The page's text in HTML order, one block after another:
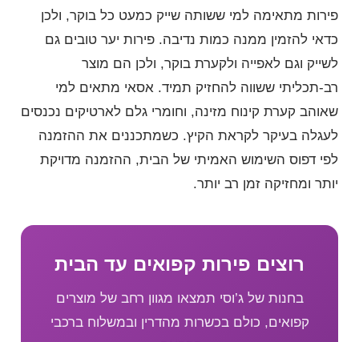
פירות מתאימה למי ששותה שייק כמעט כל בוקר, ולכן
כדאי להזמין ממנה כמות נדיבה. פירות יער טובים גם
לשייק וגם לאפייה ולקערת בוקר, ולכן הם מוצר
רב-תכליתי ששווה להחזיק תמיד. אסאי מתאים למי
שאוהב קערת קינוח מזינה, וחומרי גלם לארטיקים נכנסים
לעגלה בעיקר לקראת הקיץ. כשמתכננים את ההזמנה
לפי דפוס השימוש האמיתי של הבית, ההזמנה מדויקת
יותר ומחזיקה זמן רב יותר.
רוצים פירות קפואים עד הבית
בחנות של ג’וסי תמצאו מגוון רחב של מוצרים
קפואים, כולם בכשרות מהדרין ובמשלוח ברכבי